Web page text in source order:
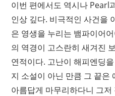
이번 편에서도 역시나 Pearl
인상 깊다. 비극적인 사건을
은 영생을 누리는 뱀파이어
의 역경이 고스란히 새겨진
연적이다. 고난이 해피엔딩
지 소설이 아닌 만큼 그 끝은
아름답게 마무리하다니 그저